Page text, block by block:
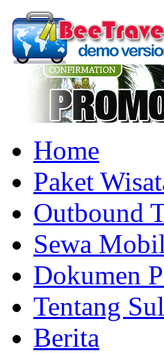
Home
Paket
Outbound
Sewa
Dokumen
Tentang
Berita